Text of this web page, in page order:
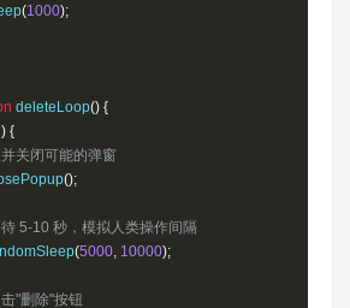
(1000);
deleteLoop() {
) {
关闭可能的弹窗
closePopup
();
5-10 秒，模拟人类操作间隔
randomSleep
(5000 10000);
"删除"按钮